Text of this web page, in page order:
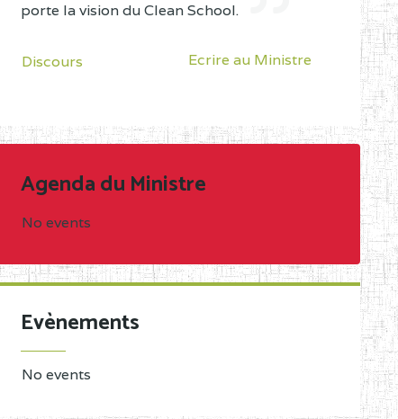
porte la vision du Clean School.
Discours Ecrire au Ministre
Agenda du Ministre
No events
Evènements
No events